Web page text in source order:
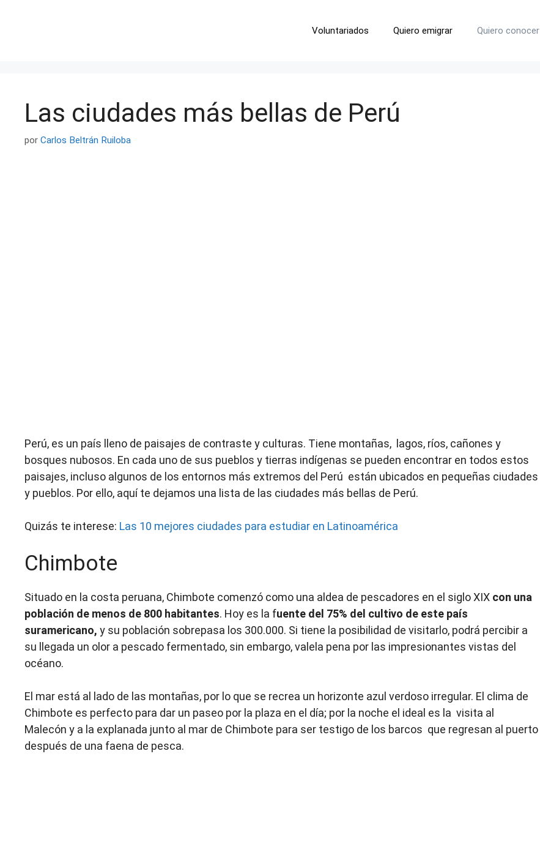
Voluntariados Quiero emigrar Quiero conocer
Las ciudades más bellas de Perú
por Carlos Beltrán Ruiloba
Perú, es un país lleno de paisajes de contraste y culturas. Tiene montañas, lagos, ríos, cañones y
bosques nubosos. En cada uno de sus pueblos y tierras indígenas se pueden encontrar en todos estos
paisajes, incluso algunos de los entornos más extremos del Perú están ubicados en pequeñas ciudades
y pueblos. Por ello, aquí te dejamos una lista de las ciudades más bellas de Perú.
Quizás te interese: Las 10 mejores ciudades para estudiar en Latinoamérica
Chimbote
Situado en la costa peruana, Chimbote comenzó como una aldea de pescadores en el siglo XIX con una
población de menos de 800 habitantes. Hoy es la fuente del 75% del cultivo de este país
suramericano, y su población sobrepasa los 300.000. Si tiene la posibilidad de visitarlo, podrá percibir a
su llegada un olor a pescado fermentado, sin embargo, valela pena por las impresionantes vistas del
océano.
El mar está al lado de las montañas, por lo que se recrea un horizonte azul verdoso irregular. El clima de
Chimbote es perfecto para dar un paseo por la plaza en el día; por la noche el ideal es la visita al
Malecón y a la explanada junto al mar de Chimbote para ser testigo de los barcos que regresan al puerto
después de una faena de pesca.